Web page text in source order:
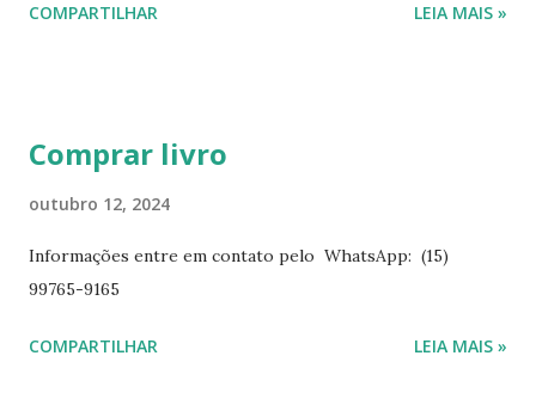
https://a.co/d/h4iP1oj Mensagens Diárias 10 -
Mensagens Diárias 4 -
mensagens diárias traz uma meditação para cada dia do
ano. Passagens bíblicas, ilustrações, histórias
Diário da Rádio Trans mundial a mais de 15 anos. Escreveu o
COMPARTILHAR LEIA MAIS »
Comprar livro
outubro 12, 2024
Informações entre em contato pelo WhatsApp: (15)
99765-9165
COMPARTILHAR LEIA MAIS »